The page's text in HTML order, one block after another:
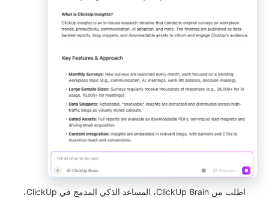
اطلب من ClickUp Brain، المساعد الذكي المدمج في ClickUp،